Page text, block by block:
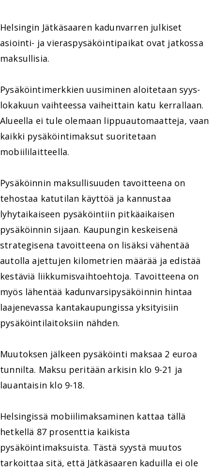
Helsingin Jätkäsaaren kadunvarren julkiset
asiointi- ja vieraspysäköintipaikat ovat jatkossa
maksullisia.
Pysäköintimerkkien uusiminen aloitetaan syys-
lokakuun vaihteessa vaiheittain katu kerrallaan.
Alueella ei tule olemaan lippuautomaatteja, vaan
kaikki pysäköintimaksut suoritetaan
mobiililaitteella.
Pysäköinnin maksullisuuden tavoitteena on
tehostaa katutilan käyttöä ja kannustaa
lyhytaikaiseen pysäköintiin pitkäaikaisen
pysäköinnin sijaan. Kaupungin keskeisenä
strategisena tavoitteena on lisäksi vähentää
autolla ajettujen kilometrien määrää ja edistää
kestäviä liikkumisvaihtoehtoja. Tavoitteena on
myös lähentää kadunvarsipysäköinnin hintaa
laajenevassa kantakaupungissa yksityisiin
pysäköintilaitoksiin nähden.
Muutoksen jälkeen pysäköinti maksaa 2 euroa
tunnilta. Maksu peritään arkisin klo 9-21 ja
lauantaisin klo 9-18.
Helsingissä mobiilimaksaminen kattaa tällä
hetkellä 87 prosenttia kaikista
pysäköintimaksuista. Tästä syystä muutos
tarkoittaa sitä, että Jätkäsaaren kaduilla ei ole